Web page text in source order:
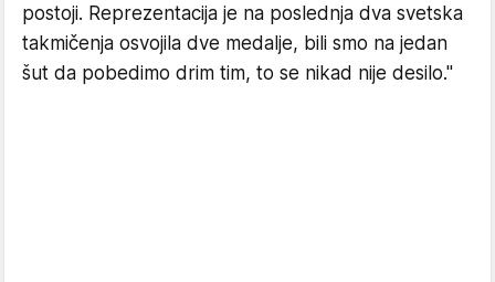
postoji. Reprezentacija je na poslednja dva svetska
takmičenja osvojila dve medalje, bili smo na jedan
šut da pobedimo drim tim, to se nikad nije desilo."